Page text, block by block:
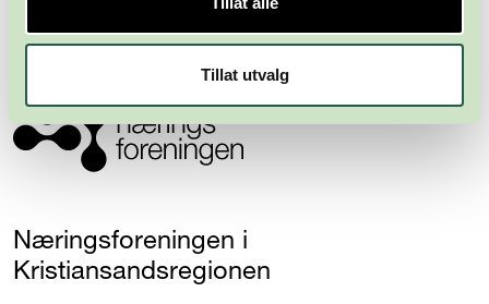
Tillat utvalg
Næringsforeningen i
Kristiansandsregionen